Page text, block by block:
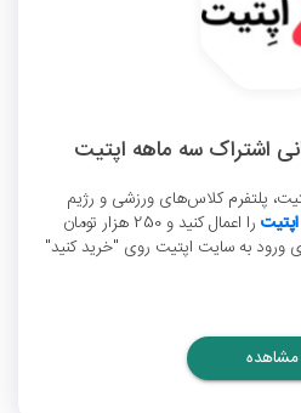
پلتفرم کلاس‌های ورزشی و رژیم
را اعمال کنید و 250 هزار تومان
ورود به سایت اپتیت روی "خرید کنید"
مشاهده